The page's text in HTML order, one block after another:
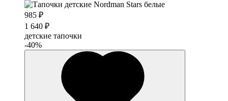
985 ₽
1 640 ₽
детские тапочки
-40%